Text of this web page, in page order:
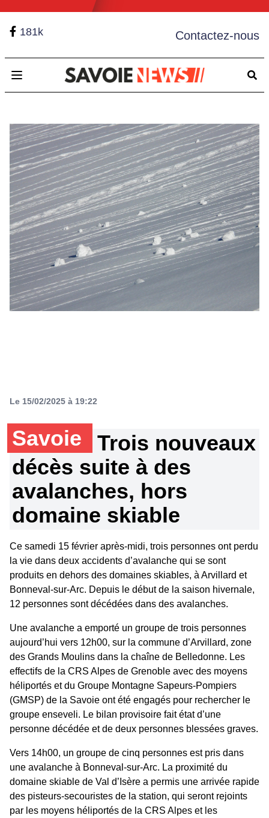
181k Contactez-nous
Open main menu
Le 15/02/2025 à 19:22
Savoie
Trois nouveaux
décès suite à des
avalanches, hors
domaine skiable
Ce samedi 15 février après-midi, trois personnes ont perdu
la vie dans deux accidents d’avalanche qui se sont
produits en dehors des domaines skiables, à Arvillard et
Bonneval-sur-Arc. Depuis le début de la saison hivernale,
12 personnes sont décédées dans des avalanches.
Une avalanche a emporté un groupe de trois personnes
aujourd’hui vers 12h00, sur la commune d’Arvillard, zone
des Grands Moulins dans la chaîne de Belledonne. Les
effectifs de la CRS Alpes de Grenoble avec des moyens
héliportés et du Groupe Montagne Sapeurs-Pompiers
(GMSP) de la Savoie ont été engagés pour rechercher le
groupe enseveli. Le bilan provisoire fait état d’une
personne décédée et de deux personnes blessées graves.
Vers 14h00, un groupe de cinq personnes est pris dans
une avalanche à Bonneval-sur-Arc. La proximité du
domaine skiable de Val d’Isère a permis une arrivée rapide
des pisteurs-secouristes de la station, qui seront rejoints
par les moyens héliportés de la CRS Alpes et les